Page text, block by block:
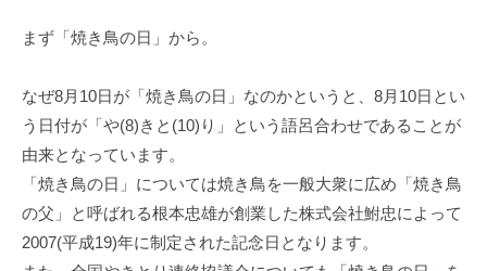
m
まず「焼き鳥の日」から。
なぜ8月10日が「焼き鳥の日」なのかというと、8月10日とい
う日付が「や(8)きと(10)り」という語呂合わせであることが
由来となっています。
「焼き鳥の日」については焼き鳥を一般大衆に広め「焼き鳥
の父」と呼ばれる根本忠雄が創業した株式会社鮒忠によって
2007(平成19)年に制定された記念日となります。